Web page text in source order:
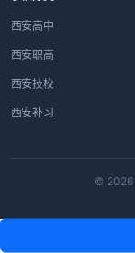
西安高中
西安职高
西安技校
西安补习
© 2026